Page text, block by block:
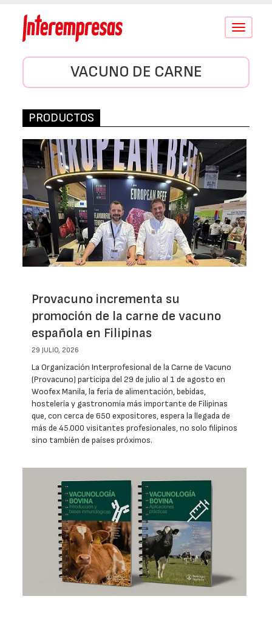
Conmutar
VACUNO DE CARNE
PRODUCTOS
Provacuno incrementa su
promoción de la carne de vacuno
española en Filipinas
29 JULIO, 2026
La Organización Interprofesional de la Carne de Vacuno
(Provacuno) participa del 29 de julio al 1 de agosto en
Woofex Manila, la feria de alimentación, bebidas,
hostelería y gastronomía más importante de Filipinas
que, con cerca de 650 expositores, espera la llegada de
más de 45.000 visitantes profesionales, no solo filipinos
sino también de países próximos.